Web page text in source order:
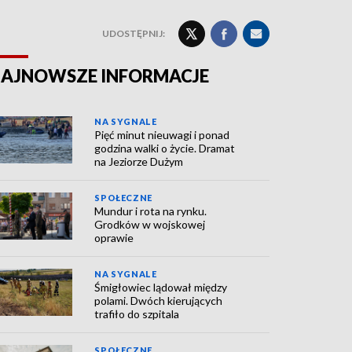
UDOSTĘPNIJ:
INFORMACJE
NA SYGNALE
Pięć minut nieuwagi i ponad
godzina walki o życie. Dramat
na Jeziorze Dużym
SPOŁECZNE
Mundur i rota na rynku.
Grodków w wojskowej
oprawie
NA SYGNALE
Śmigłowiec lądował między
polami. Dwóch kierujących
trafiło do szpitala